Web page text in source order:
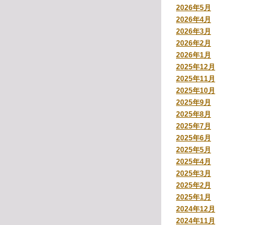
2026年5月
2026年4月
2026年3月
2026年2月
2026年1月
2025年12月
2025年11月
2025年10月
2025年9月
2025年8月
2025年7月
2025年6月
2025年5月
2025年4月
2025年3月
2025年2月
2025年1月
2024年12月
2024年11月